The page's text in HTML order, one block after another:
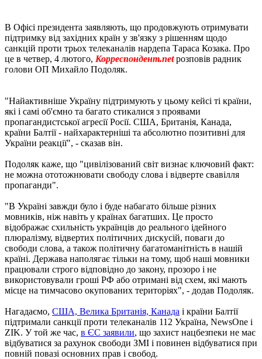
В Офісі президента заявляють, що продовжують отримувати
підтримку від західних країн у зв'язку з рішенням щодо
санкцій проти трьох телеканалів нардепа Тараса Козака. Про
це в четвер, 4 лютого, Корреспондент.netрозповів радник
голови ОП Михайло Подоляк.
"Найактивніше Україну підтримують у цьому кейсі ті країни,
які і самі об'ємно та багато стикалися з проявами
пропагандистської агресії Росії. США, Британія, Канада,
країни Балтії - найхарактерніші та абсолютно позитивні для
України реакції", - сказав він.
Подоляк каже, що "цивілізований світ визнає ключовий факт:
не можна ототожнювати свободу слова і відверте свавілля
пропаганди".
"В Україні завжди було і буде набагато більше різних
мовників, ніж навіть у країнах багатших. Це просто
відображає схильність українців до реального ідейного
плюралізму, відвертих політичних дискусій, поваги до
свободи слова, а також політичну багатоманітність в нашій
країні. Держава наполягає тільки на тому, щоб наші мовники
працювали строго відповідно до закону, прозоро і не
використовували гроші РФ або отримані від схем, які мають
місце на тимчасово окупованих територіях", - додав Подоляк.
Нагадаємо, США, Велика Британія, Канада і країни Балтії
підтримали санкції проти телеканалів 112 Україна, NewsOne і
ZIK. У той же час, в ЄС заявили, що захист нацбезпеки не має
відбуватися за рахунок свободи ЗМІ і повинен відбуватися при
повній повазі основних прав і свобод.